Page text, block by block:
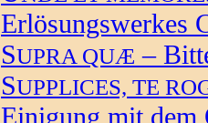
Erlösungswerkes
SUPRA QUÆ –
SUPPLICES, TE
Einigung mit dem